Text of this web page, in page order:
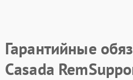
Гарантийные
Casada